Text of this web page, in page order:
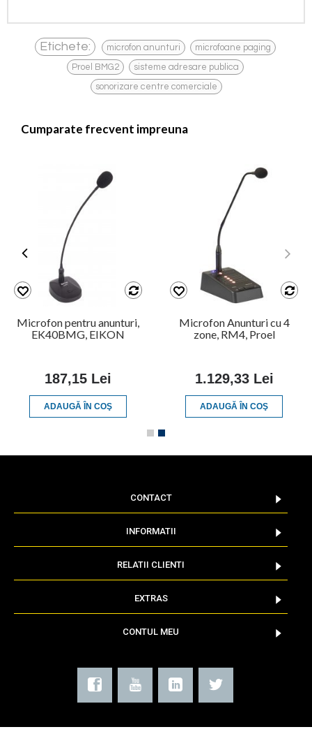
Etichete: microfon anunturi , microfoane paging ,
Proel BMG2 , sisteme adresare publica ,
sonorizare centre comerciale
Cumparate frecvent impreuna
Microfon pentru anunturi,
EK40BMG, EIKON
187,15 Lei
ADAUGĂ ÎN COŞ
Microfon Anunturi cu 4
zone, RM4, Proel
1.129,33 Lei
ADAUGĂ ÎN COŞ
CONTACT
INFORMATII
RELATII CLIENTI
EXTRAS
CONTUL MEU